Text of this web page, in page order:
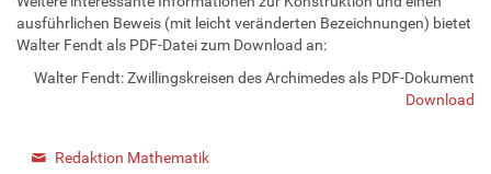
ausführlichen Beweis (mit leicht veränderten Bezeichnungen) bietet
Walter Fendt als PDF-Datei zum Download an:
Walter Fendt: Zwillingskreisen des Archimedes als PDF-Dokument
Download
Redaktion Mathematik